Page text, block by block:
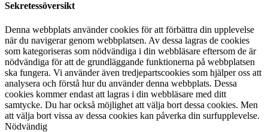
Sekretessöversikt
Denna webbplats använder cookies för att förbättra din upplevelse
när du navigerar genom webbplatsen. Av dessa lagras de cookies
som kategoriseras som nödvändiga i din webbläsare eftersom de är
nödvändiga för att de grundläggande funktionerna på webbplatsen
ska fungera. Vi använder även tredjepartscookies som hjälper oss att
analysera och förstå hur du använder denna webbplats. Dessa
cookies kommer endast att lagras i din webbläsare med ditt
samtycke. Du har också möjlighet att välja bort dessa cookies. Men
att välja bort vissa av dessa cookies kan påverka din surfupplevelse.
Nödvändig